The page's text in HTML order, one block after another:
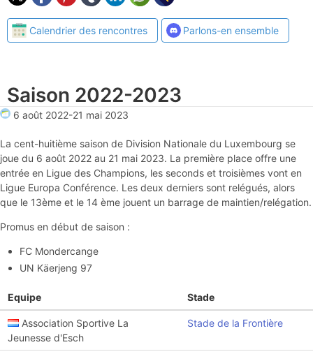
Calendrier des rencontres Parlons-en ensemble
Saison 2022-2023
6 août 2022-21 mai 2023
La cent-huitième saison de Division Nationale du Luxembourg se
joue du 6 août 2022 au 21 mai 2023. La première place offre une
entrée en Ligue des Champions, les seconds et troisièmes vont en
Ligue Europa Conférence. Les deux derniers sont relégués, alors
que le 13ème et le 14 ème jouent un barrage de maintien/relégation.
Promus en début de saison :
FC Mondercange
UN Käerjeng 97
Equipe Stade
Association Sportive La
Jeunesse d'Esch
Stade de la Frontière